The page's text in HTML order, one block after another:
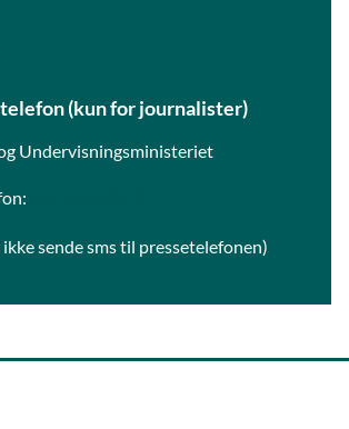
(kun for journalister)
Undervisningsministeriet
sende sms til pressetelefonen)